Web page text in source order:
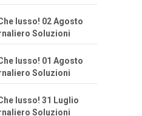
lusso! 02 Agosto
Soluzioni
lusso! 01 Agosto
Soluzioni
lusso! 31 Luglio
Soluzioni